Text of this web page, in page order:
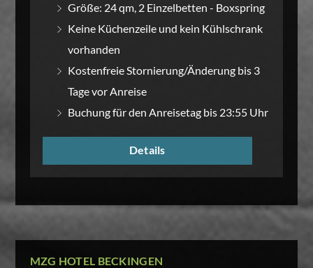
Größe: 24 qm, 2 Einzelbetten - Boxspring
Keine Küchenzeile und kein Kühlschrank
vorhanden
Kostenfreie Stornierung/Änderung bis 3
Tage vor Anreise
Buchung für den Anreisetag bis 23:55 Uhr
Details
MZG HOTEL BECKINGEN